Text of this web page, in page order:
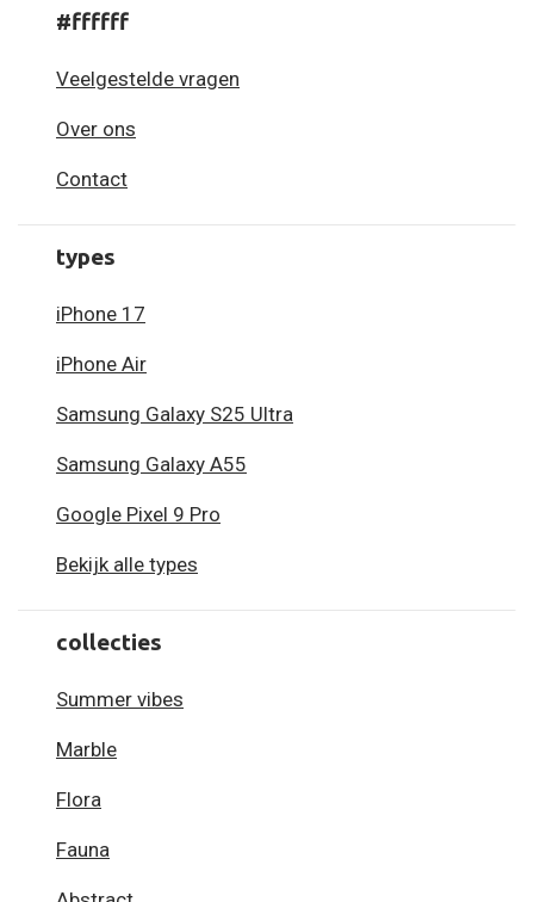
#ffffff
Veelgestelde vragen
Over ons
Contact
types
iPhone 17
iPhone Air
Samsung Galaxy S25 Ultra
Samsung Galaxy A55
Google Pixel 9 Pro
Bekijk alle types
collecties
Summer vibes
Marble
Flora
Fauna